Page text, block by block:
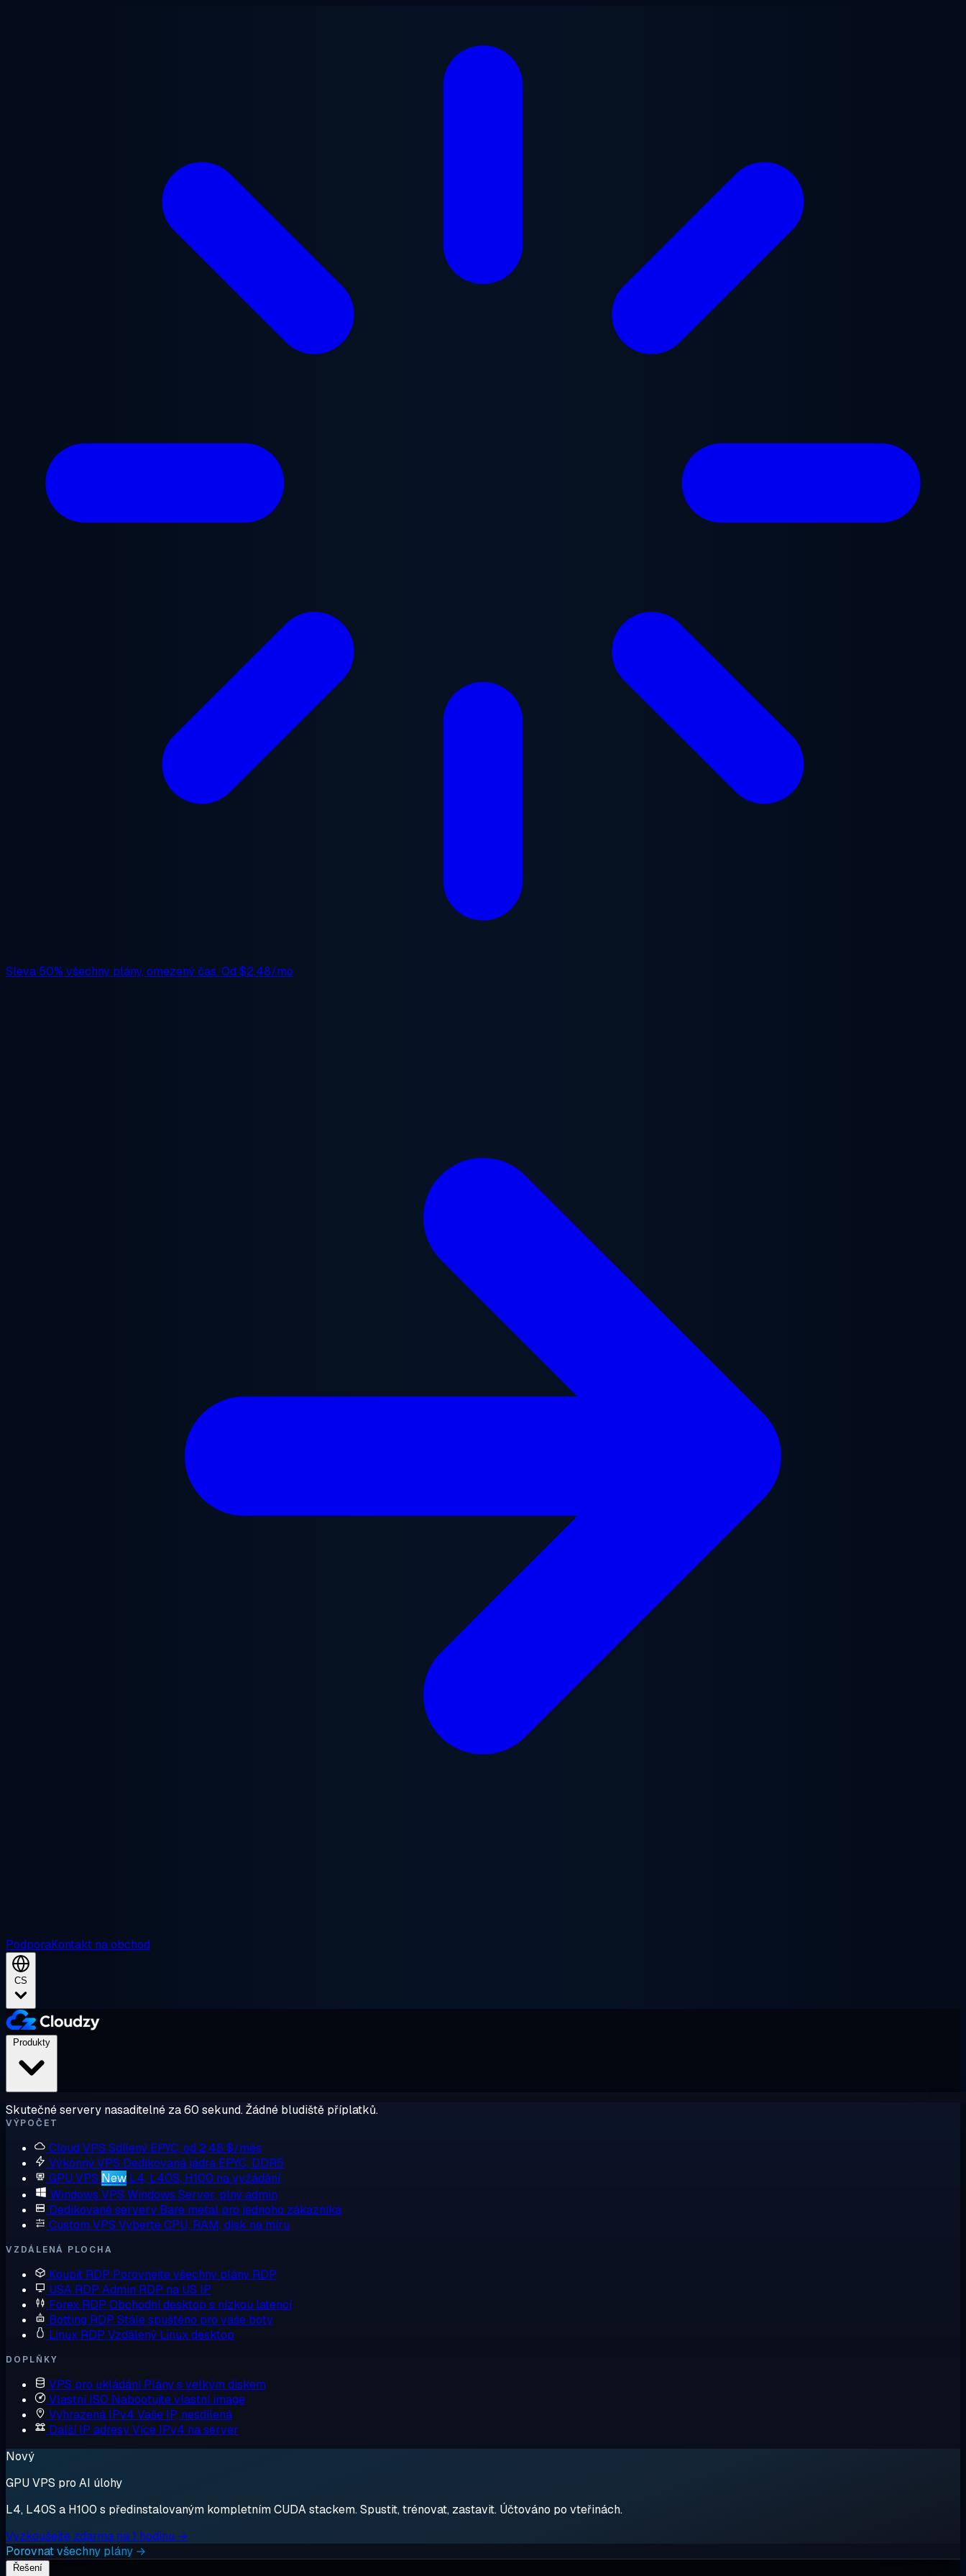
Sleva 50% všechny plány, omezený čas. Od $2.48/mo
PodporaKontakt na obchod
CS
Skutečné servery nasaditelné za 60 sekund. Žádné bludiště příplatků.
VÝPOČET
Cloud VPS Sdílený EPYC, od 2,48 $/měs
Výkonný VPS Dedikovaná jádra EPYC, DDR5
GPU VPS New L4, L40S, H100 na vyžádání
Windows VPS Windows Server, plný admin
Dedikované servery Bare metal pro jednoho zákazníka
Custom VPS Vyberte CPU, RAM, disk na míru
VZDÁLENÁ PLOCHA
Koupit RDP Porovnejte všechny plány RDP
USA RDP Admin RDP na US IP
Forex RDP Obchodní desktop s nízkou latencí
Botting RDP Stále spuštěno pro vaše boty
Linux RDP Vzdálený Linux desktop
DOPLŇKY
VPS pro ukládání Plány s velkým diskem
Vlastní ISO Nabootujte vlastní image
Vyhrazená IPv4 Vaše IP, nesdílená
Další IP adresyVíce IPv4 na server
Nový
GPU VPS pro AI úlohy
L4, L40S a H100 s předinstalovaným kompletním CUDA stackem. Spustit, trénovat, zastavit. Účtováno po vteřinách.
Vyzkoušejte zdarma na 1 hodinu →
Porovnat všechny plány →